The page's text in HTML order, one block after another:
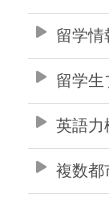
留学情
留学生
英語力
複数